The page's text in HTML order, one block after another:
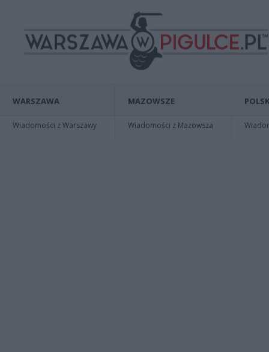
WARSZAWA
Wiadomości z Warszawy
MAZOWSZE
Wiadomości z Mazowsza